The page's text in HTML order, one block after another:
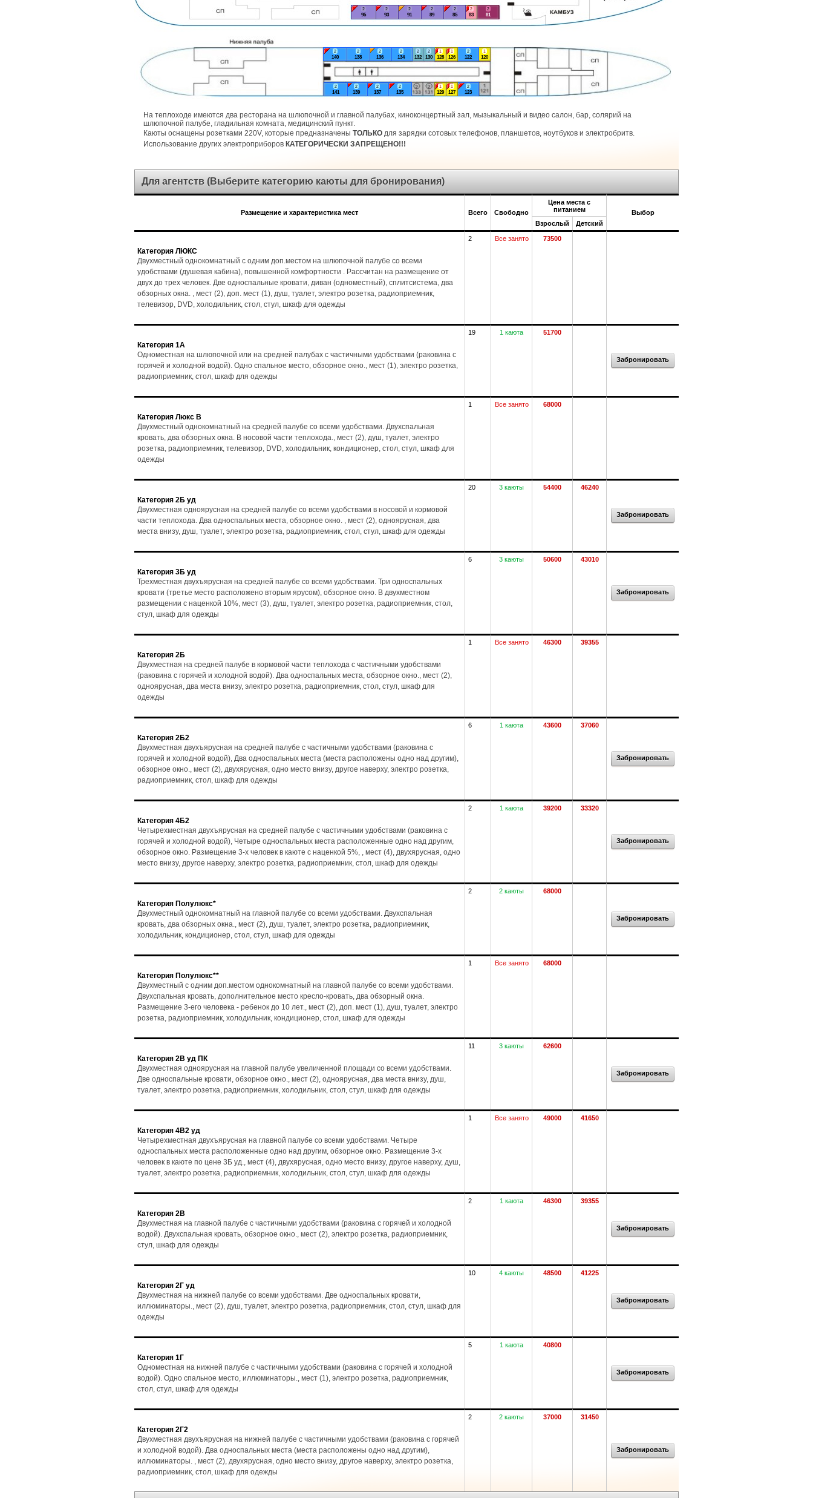
1
120
2
122
2
123
1
126
1
127
1
128
1
129
2
130
2
132
2
134
2
135
2
136
2
137
2
138
2
139
2
140
2
141
2
81
2
83
2
85
2
89
2
91
2
93
2
95
На теплоходе имеются два ресторана на шлюпочной и главной палубах, киноконцертный зал, мызыкальный и видео салон, бар, солярий на
шлюпочной палубе, гладильная комната, медицинский пункт.
Каюты оснащены розетками 220V, которые предназначены ТОЛЬКО для зарядки сотовых телефонов, планшетов, ноутбуков и электробритв.
Использование других электроприборов КАТЕГОРИЧЕСКИ ЗАПРЕЩЕНО!!!
Для агентств (Выберите категорию каюты для бронирования)
Размещение и характеристика мест Всего Свободно
Цена места с
питанием
Выбор
Взрослый
Детский
Категория ЛЮКС
Двухместный однокомнатный с одним доп.местом на шлюпочной палубе со всеми
удобствами (душевая кабина), повышенной комфортности . Рассчитан на размещение от
двух до трех человек. Две односпальные кровати, диван (одноместный), сплитсистема, два
обзорных окна. , мест (2), доп. мест (1), душ, туалет, электро розетка, радиоприемник,
телевизор, DVD, холодильник, стол, стул, шкаф для одежды
2 Все занято 73500
Категория 1А
Одноместная на шлюпочной или на средней палубах с частичными удобствами (раковина с
горячей и холодной водой). Одно спальное место, обзорное окно., мест (1), электро розетка,
радиоприемник, стол, шкаф для одежды
19 1 каюта 51700
Забронировать
Категория Люкс В
Двухместный однокомнатный на средней палубе со всеми удобствами. Двухспальная
кровать, два обзорных окна. В носовой части теплохода., мест (2), душ, туалет, электро
розетка, радиоприемник, телевизор, DVD, холодильник, кондиционер, стол, стул, шкаф для
одежды
1 Все занято 68000
Категория 2Б уд
Двухместная одноярусная на средней палубе со всеми удобствами в носовой и кормовой
части теплохода. Два односпальных места, обзорное окно. , мест (2), одноярусная, два
места внизу, душ, туалет, электро розетка, радиоприемник, стол, стул, шкаф для одежды
20 3 каюты 54400 46240
Забронировать
Категория 3Б уд
Трехместная двухъярусная на средней палубе со всеми удобствами. Три односпальных
кровати (третье место расположено вторым ярусом), обзорное окно. В двухместном
размещении с наценкой 10%, мест (3), душ, туалет, электро розетка, радиоприемник, стол,
стул, шкаф для одежды
6 3 каюты 50600 43010
Забронировать
Категория 2Б
Двухместная на средней палубе в кормовой части теплохода с частичными удобствами
(раковина с горячей и холодной водой). Два односпальных места, обзорное окно., мест (2),
одноярусная, два места внизу, электро розетка, радиоприемник, стол, стул, шкаф для
одежды
1 Все занято 46300 39355
Категория 2Б2
Двухместная двухъярусная на средней палубе с частичными удобствами (раковина с
горячей и холодной водой), Два односпальных места (места расположены одно над другим),
обзорное окно., мест (2), двухярусная, одно место внизу, другое наверху, электро розетка,
радиоприемник, стол, шкаф для одежды
6 1 каюта 43600 37060
Забронировать
Категория 4Б2
Четырехместная двухъярусная на средней палубе с частичными удобствами (раковина с
горячей и холодной водой), Четыре односпальных места расположенные одно над другим,
обзорное окно. Размещение 3-х человек в каюте с наценкой 5%, , мест (4), двухярусная, одно
место внизу, другое наверху, электро розетка, радиоприемник, стол, шкаф для одежды
2 1 каюта 39200 33320
Забронировать
Категория Полулюкс*
Двухместный однокомнатный на главной палубе со всеми удобствами. Двухспальная
кровать, два обзорных окна., мест (2), душ, туалет, электро розетка, радиоприемник,
холодильник, кондиционер, стол, стул, шкаф для одежды
2 2 каюты 68000
Забронировать
Категория Полулюкс**
Двухместный с одним доп.местом однокомнатный на главной палубе со всеми удобствами.
Двухспальная кровать, дополнительное место кресло-кровать, два обзорный окна.
Размещение 3-его человека - ребенок до 10 лет., мест (2), доп. мест (1), душ, туалет, электро
розетка, радиоприемник, холодильник, кондиционер, стол, шкаф для одежды
1 Все занято 68000
Категория 2В уд ПК
Двухместная одноярусная на главной палубе увеличенной площади со всеми удобствами.
Две односпальные кровати, обзорное окно., мест (2), одноярусная, два места внизу, душ,
туалет, электро розетка, радиоприемник, холодильник, стол, стул, шкаф для одежды
11 3 каюты 62600
Забронировать
Категория 4В2 уд
Четырехместная двухъярусная на главной палубе со всеми удобствами. Четыре
односпальных места расположенные одно над другим, обзорное окно. Размещение 3-х
человек в каюте по цене 3Б уд., мест (4), двухярусная, одно место внизу, другое наверху, душ,
туалет, электро розетка, радиоприемник, холодильник, стол, стул, шкаф для одежды
1 Все занято 49000 41650
Категория 2В
Двухместная на главной палубе с частичными удобствами (раковина с горячей и холодной
водой). Двухспальная кровать, обзорное окно., мест (2), электро розетка, радиоприемник,
стул, шкаф для одежды
2 1 каюта 46300 39355
Забронировать
Категория 2Г уд
Двухместная на нижней палубе со всеми удобствами. Две односпальных кровати,
иллюминаторы., мест (2), душ, туалет, электро розетка, радиоприемник, стол, стул, шкаф для
одежды
10 4 каюты 48500 41225
Забронировать
Категория 1Г
Одноместная на нижней палубе с частичными удобствами (раковина с горячей и холодной
водой). Одно спальное место, иллюминаторы., мест (1), электро розетка, радиоприемник,
стол, стул, шкаф для одежды
5 1 каюта 40800
Забронировать
Категория 2Г2
Двухместная двухъярусная на нижней палубе с частичными удобствами (раковина с горячей
и холодной водой). Два односпальных места (места расположены одно над другим),
иллюминаторы. , мест (2), двухярусная, одно место внизу, другое наверху, электро розетка,
радиоприемник, стол, шкаф для одежды
2 2 каюты 37000 31450
Забронировать